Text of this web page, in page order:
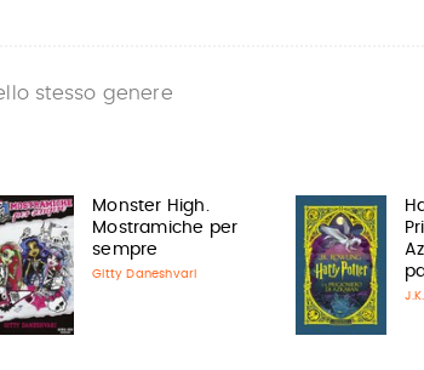
stesso genere
Monster High.
Mostramiche per
sempre
Gitty Daneshvari